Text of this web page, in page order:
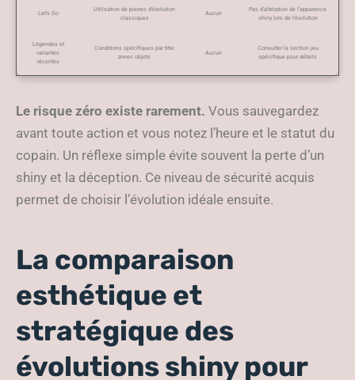
Let’s Go
Utilisation de pierres d’évolution
classiques
Aucun
Pas d’altération de l’apparence
shiny lors de l’évolution
Légendes et
variantes
récentes
Conditions spécifiques par titre
zones objets
Aucun
Consulter la section jeu
spécifique pour détails
Le risque zéro existe rarement. Vous sauvegardez
avant toute action et vous notez l’heure et le statut du
copain. Un réflexe simple évite souvent la perte d’un
shiny et la déception. Ce niveau de sécurité acquis
permet de choisir l’évolution idéale ensuite.
La comparaison
esthétique et
stratégique des
évolutions shiny pour